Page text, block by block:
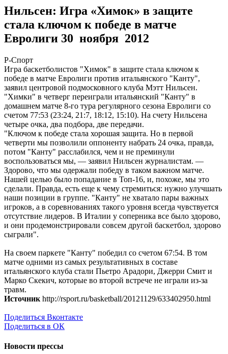
Нильсен: Игра «Химок» в защите
стала ключом к победе в матче
Евролиги 30 ноября 2012
Р-Спорт
Игра баскетболистов "Химок" в защите стала ключом к
победе в матче Евролиги против итальянского "Канту",
заявил центровой подмосковного клуба Мэтт Нильсен.
"Химки" в четверг переиграли итальянский "Канту" в
домашнем матче 8-го тура регулярного сезона Евролиги со
счетом 77:53 (23:24, 21:7, 18:12, 15:10). На счету Нильсена
четыре очка, два подбора, две передачи.
"Ключом к победе стала хорошая защита. Но в первой
четверти мы позволили оппоненту набрать 24 очка, правда,
потом "Канту" расслабился, чем и не преминули
воспользоваться мы, — заявил Нильсен журналистам. —
Здорово, что мы одержали победу в таком важном матче.
Нашей целью было попадание в Топ-16, и, похоже, мы это
сделали. Правда, есть еще к чему стремиться: нужно улучшать
наши позиции в группе. "Канту" не хватало пары важных
игроков, а в соревнованиях такого уровня всегда чувствуется
отсутствие лидеров. В Италии у соперника все было здорово,
и они продемонстрировали совсем другой баскетбол, здорово
сыграли".
На своем паркете "Канту" победил со счетом 67:54. В том
матче одними из самых результативных в составе
итальянского клуба стали Пьетро Арадори, Джерри Смит и
Марко Скекич, которые во второй встрече не играли из-за
травм.
Источник http://rsport.ru/basketball/20121129/633402950.html
Поделиться Вконтакте
Поделиться в ОК
Новости прессы